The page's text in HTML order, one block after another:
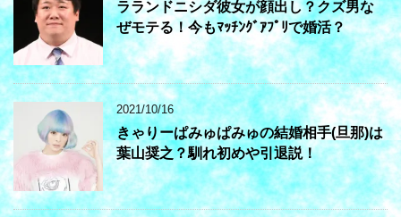
ラランドニシダ彼女が顔出し？クズ男な
ぜモテる！今もﾏｯﾁﾝｸﾞｱﾌﾟﾘで婚活？
2021/10/16
きゃりーぱみゅぱみゅの結婚相手(旦那)は
葉山奨之？馴れ初めや引退説！